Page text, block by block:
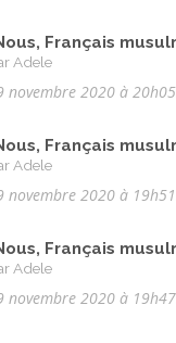
Français
Adele
novembre 2020 à
Français
Adele
novembre 2020 à
Français
Adele
novembre 2020 à